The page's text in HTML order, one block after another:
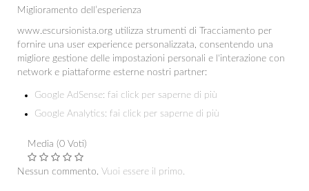
Miglioramento dell’esperienza
www.escursionista.org utilizza strumenti di Tracciamento per
fornire una user experience personalizzata, consentendo una
migliore gestione delle impostazioni personali e l'interazione con
network e piattaforme esterne nostri partner:
Google AdSense: fai click per saperne di più
Google Analytics: fai click per saperne di più
Media (0 Voti)
Nessun commento. Vuoi essere il primo.